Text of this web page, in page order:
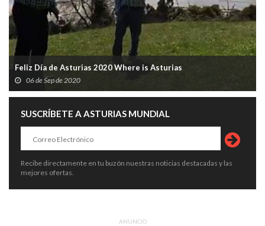
Feliz Día de Asturias 2020 Where is Asturias
06 de Sep de 2020
SUSCRÍBETE A ASTURIAS MUNDIAL
Recibe directamente en tu buzón nuestras noticias destacadas y las
mejores ofertas.
ANUNCIO